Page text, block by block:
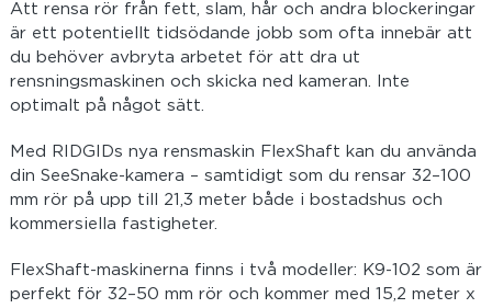
Att rensa rör från fett, slam, hår och andra blockeringar
är ett potentiellt tidsödande jobb som ofta innebär att
du behöver avbryta arbetet för att dra ut
rensningsmaskinen och skicka ned kameran. Inte
optimalt på något sätt.
Med RIDGIDs nya rensmaskin FlexShaft kan du använda
din SeeSnake-kamera – samtidigt som du rensar 32–100
mm rör på upp till 21,3 meter både i bostadshus och
kommersiella fastigheter.
FlexShaft-maskinerna finns i två modeller: K9-102 som är
perfekt för 32–50 mm rör och kommer med 15,2 meter x